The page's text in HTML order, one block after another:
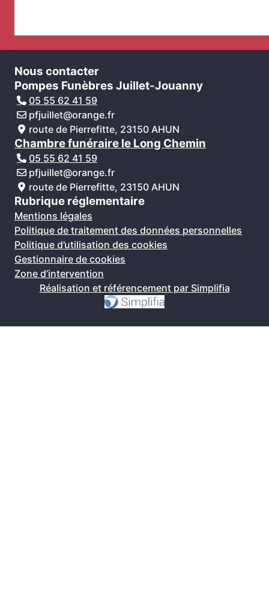
Nous contacter
Pompes Funèbres Juillet-Jouanny
05 55 62 41 59
pfjuillet@orange.fr
route de Pierrefitte, 23150 AHUN
Chambre funéraire le Long Chemin
05 55 62 41 59
pfjuillet@orange.fr
route de Pierrefitte, 23150 AHUN
Rubrique réglementaire
Mentions légales
Politique de traitement des données personnelles
Politique d’utilisation des cookies
Gestionnaire de cookies
Zone d’intervention
Réalisation et référencement par Simplifia